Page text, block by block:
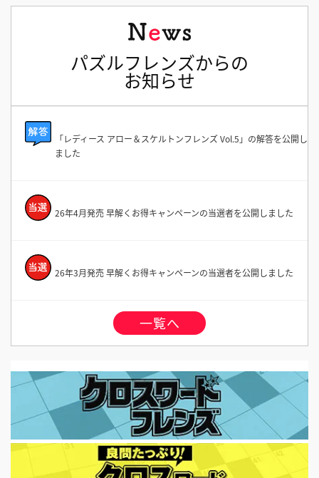
パズルフレンズからの
お知らせ
「レディース アロー＆スケルトンフレンズ Vol.5」の解答を公開し
ました
26年4月発売 早解くお得キャンペーンの当選者を公開しました
26年3月発売 早解くお得キャンペーンの当選者を公開しました
一覧へ